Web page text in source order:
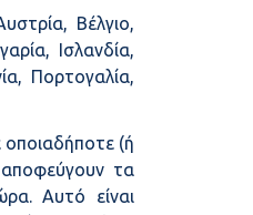
Βέλγιο,
Ισλανδία,
Πορτογαλία,
οποιαδήποτε (ή
αποφεύγουν τα
Αυτό είναι